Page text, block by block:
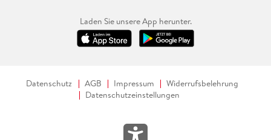
Laden Sie unsere App herunter.
Datenschutz AGB Impressum
Widerrufsbelehrung
Datenschutzeinstellungen